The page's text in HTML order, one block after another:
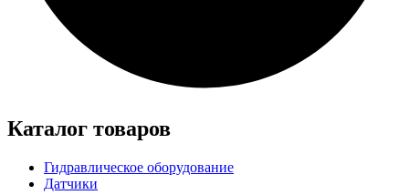
Каталог товаров
Гидравлическое оборудование
Датчики